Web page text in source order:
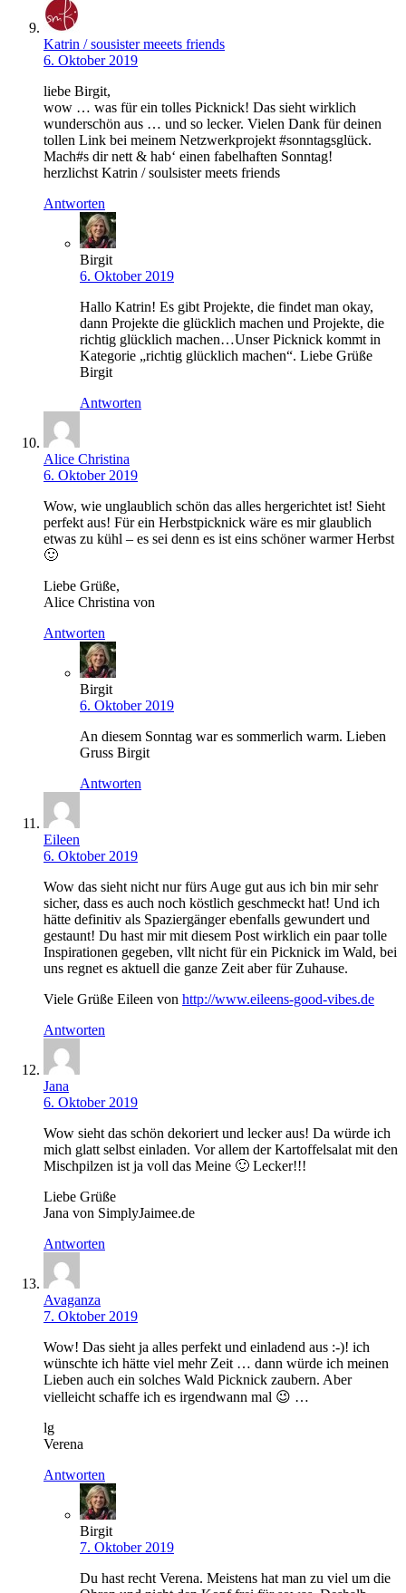
Katrin / sousister meeets friends
6. Oktober 2019
liebe Birgit,
wow … was für ein tolles Picknick! Das sieht wirklich
wunderschön aus … und so lecker. Vielen Dank für deinen
tollen Link bei meinem Netzwerkprojekt #sonntagsglück.
Mach#s dir nett & hab‘ einen fabelhaften Sonntag!
herzlichst Katrin / soulsister meets friends
Antworten
Birgit
6. Oktober 2019
Hallo Katrin! Es gibt Projekte, die findet man okay,
dann Projekte die glücklich machen und Projekte, die
richtig glücklich machen…Unser Picknick kommt in
Kategorie „richtig glücklich machen“. Liebe Grüße
Birgit
Antworten
Alice Christina
6. Oktober 2019
Wow, wie unglaublich schön das alles hergerichtet ist! Sieht
perfekt aus! Für ein Herbstpicknick wäre es mir glaublich
etwas zu kühl – es sei denn es ist eins schöner warmer Herbst
🙂
Liebe Grüße,
Alice Christina von
Antworten
Birgit
6. Oktober 2019
An diesem Sonntag war es sommerlich warm. Lieben
Gruss Birgit
Antworten
Eileen
6. Oktober 2019
Wow das sieht nicht nur fürs Auge gut aus ich bin mir sehr
sicher, dass es auch noch köstlich geschmeckt hat! Und ich
hätte definitiv als Spaziergänger ebenfalls gewundert und
gestaunt! Du hast mir mit diesem Post wirklich ein paar tolle
Inspirationen gegeben, vllt nicht für ein Picknick im Wald, bei
uns regnet es aktuell die ganze Zeit aber für Zuhause.
Viele Grüße Eileen von http://www.eileens-good-vibes.de
Antworten
Jana
6. Oktober 2019
Wow sieht das schön dekoriert und lecker aus! Da würde ich
mich glatt selbst einladen. Vor allem der Kartoffelsalat mit den
Mischpilzen ist ja voll das Meine 🙂 Lecker!!!
Liebe Grüße
Jana von SimplyJaimee.de
Antworten
Avaganza
7. Oktober 2019
Wow! Das sieht ja alles perfekt und einladend aus :-)! ich
wünschte ich hätte viel mehr Zeit … dann würde ich meinen
Lieben auch ein solches Wald Picknick zaubern. Aber
vielleicht schaffe ich es irgendwann mal 😉 …
lg
Verena
Antworten
Birgit
7. Oktober 2019
Du hast recht Verena. Meistens hat man zu viel um die